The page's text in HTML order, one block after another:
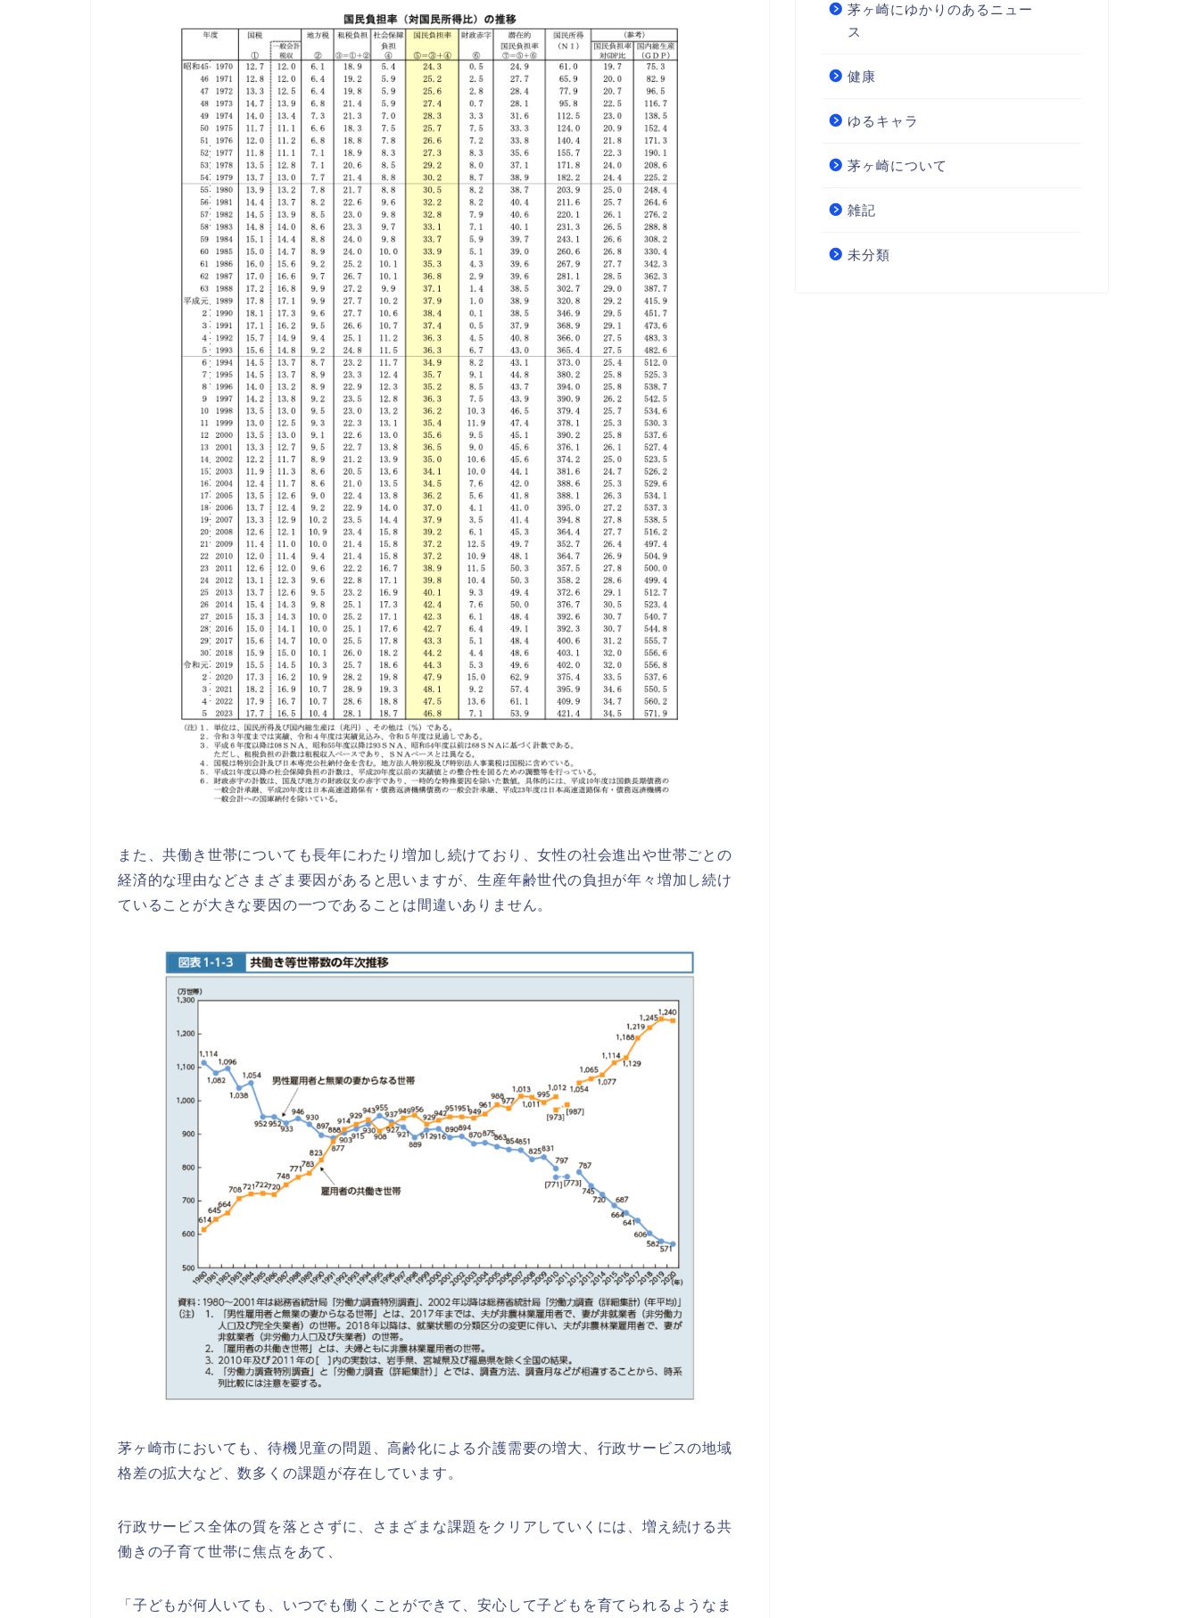
また、共働き世帯についても長年にわたり増加し続けており、女性の社会進出や世帯ごとの
経済的な理由などさまざま要因がある と思いますが、生産年齢世代の負担が年々増加し続け
ていることが大きな要因の一つであることは間違いありません。
茅ヶ崎市においても、待機児童の問題、高齢化による介護需要の増大、 行政サービスの地域
格差の拡大など、数多くの課題が存在しています。
行政サービス全体の質を落とさずに、 さまざまな課題をクリアしていくには、増え続ける共
働きの子育て世帯に焦点をあて、
「子どもが何人いても、いつでも働くことができて、安心して子どもを育てられるようなま
茅ヶ崎にゆかりのあるニュー
ス
健康
ゆるキャラ
茅ヶ崎について
雑記
未分類